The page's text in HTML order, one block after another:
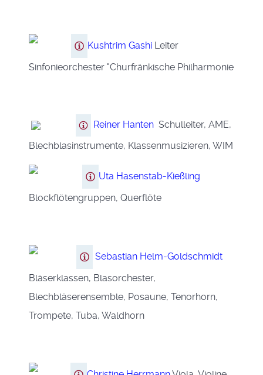
Kushtrim Gashi Leiter
Sinfonieorchester "Churfränkische Philharmonie
Reiner Hanten Schulleiter, AME,
Blechblasinstrumente, Klassenmusizieren, WIM
Uta Hasenstab-Kießling
Blockflötengruppen, Querflöte
Sebastian Helm-Goldschmidt
Bläserklassen, Blasorchester,
Blechbläserensemble, Posaune, Tenorhorn,
Trompete, Tuba, Waldhorn